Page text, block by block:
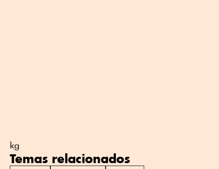
kg
Temas relacionados